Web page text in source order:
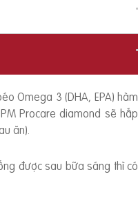
Omega 3 (DHA, EPA) hàm
Procare diamond sẽ hấp
ăn).
được sau bữa sáng thì có